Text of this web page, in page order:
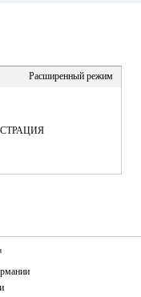
Расширенный режим